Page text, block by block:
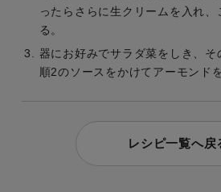
ったらさらに生クリームを入れ、
る。
器にお好みでサラダ菜をしき、
順2のソースをかけてアーモンド
レシピ一覧へ戻